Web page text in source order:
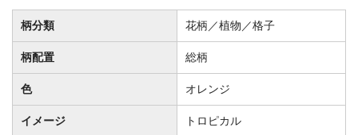
柄分類 花柄／植物／格子
柄配置 総柄
色 オレンジ
イメージ トロピカル